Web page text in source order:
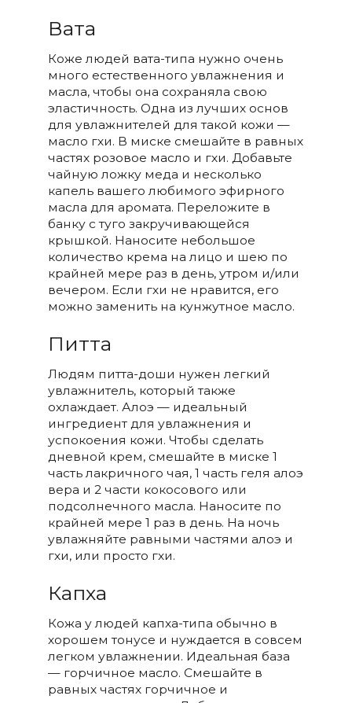
Вата
Коже людей вата-типа нужно очень
много естественного увлажнения и
масла, чтобы она сохраняла свою
эластичность. Одна из лучших основ
для увлажнителей для такой кожи —
масло гхи. В миске смешайте в равных
частях розовое масло и гхи. Добавьте
чайную ложку меда и несколько
капель вашего любимого эфирного
масла для аромата. Переложите в
банку с туго закручивающейся
крышкой. Наносите небольшое
количество крема на лицо и шею по
крайней мере раз в день, утром и/или
вечером. Если гхи не нравится, его
можно заменить на кунжутное масло.
Питта
Людям питта-доши нужен легкий
увлажнитель, который также
охлаждает. Алоэ — идеальный
ингредиент для увлажнения и
успокоения кожи. Чтобы сделать
дневной крем, смешайте в миске 1
часть лакричного чая, 1 часть геля алоэ
вера и 2 части кокосового или
подсолнечного масла. Наносите по
крайней мере 1 раз в день. На ночь
увлажняйте равными частями алоэ и
гхи, или просто гхи.
Капха
Кожа у людей капха-типа обычно в
хорошем тонусе и нуждается в совсем
легком увлажнении. Идеальная база
— горчичное масло. Смешайте в
равных частях горчичное и